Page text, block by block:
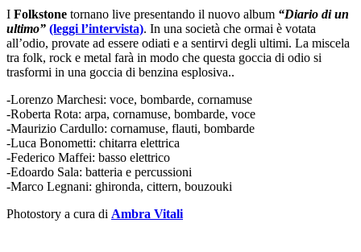
I Folkstone tornano live presentando il nuovo album “Diario di un
ultimo” (leggi l’intervista). In una società che ormai è votata
all’odio, provate ad essere odiati e a sentirvi degli ultimi. La miscela
tra folk, rock e metal farà in modo che questa goccia di odio si
trasformi in una goccia di benzina esplosiva..
-Lorenzo Marchesi: voce, bombarde, cornamuse
-Roberta Rota: arpa, cornamuse, bombarde, voce
-Maurizio Cardullo: cornamuse, flauti, bombarde
-Luca Bonometti: chitarra elettrica
-Federico Maffei: basso elettrico
-Edoardo Sala: batteria e percussioni
-Marco Legnani: ghironda, cittern, bouzouki
Photostory a cura di Ambra Vitali